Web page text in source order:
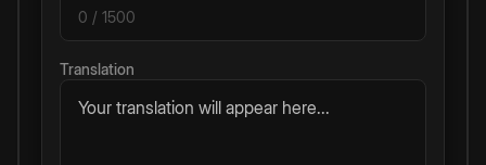
0 / 1500
Translation
Your translation will appear here...